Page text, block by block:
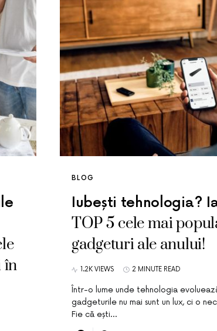
în
BLOG
Iubești tehnologia?
TOP 5 cele mai
gadgeturi ale anului!
1.2K VIEWS 2 MINUTE READ
Într-o lume unde tehnologia
gadgeturile nu mai sunt un lux, ci o
Fie că ești…